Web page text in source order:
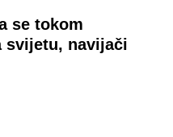
se tokom
svijetu, navijači